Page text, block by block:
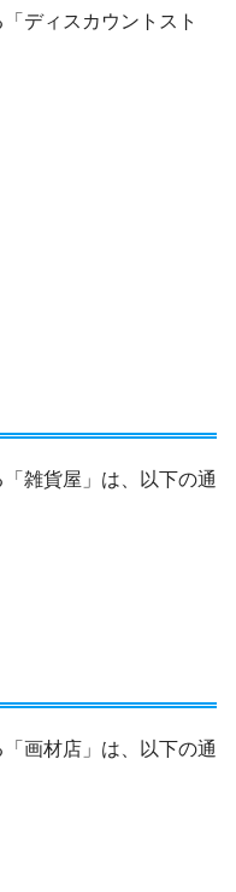
ディスカウントスト
雑貨屋」は、以下の通
画材店」は、以下の通